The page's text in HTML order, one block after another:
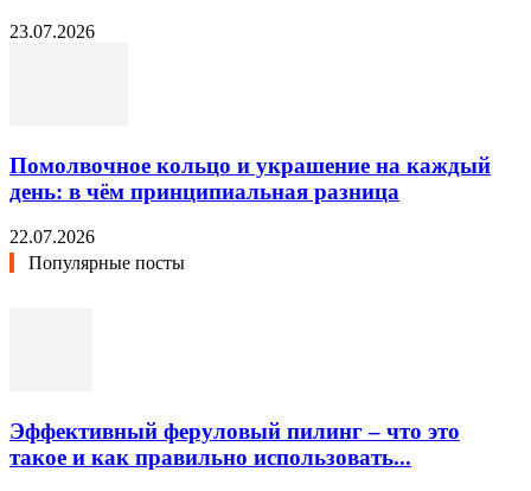
23.07.2026
Помолвочное кольцо и украшение на каждый
день: в чём принципиальная разница
22.07.2026
Популярные посты
Эффективный феруловый пилинг – что это
такое и как правильно использовать...